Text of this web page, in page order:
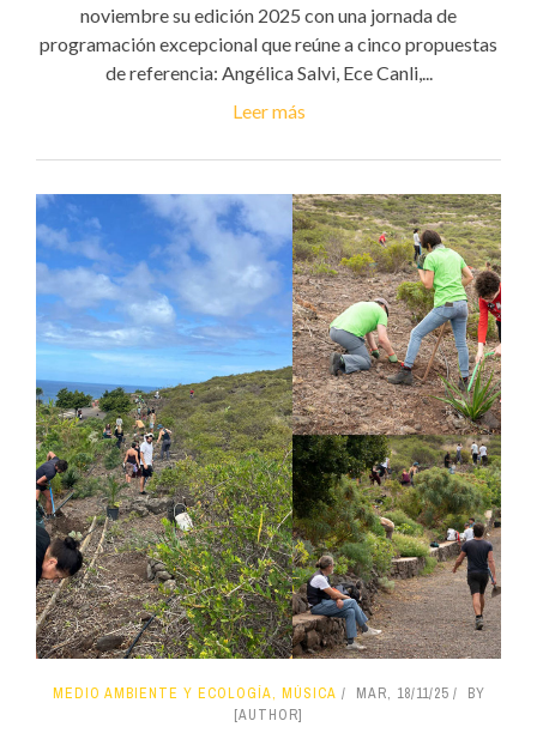
noviembre su edición 2025 con una jornada de
programación excepcional que reúne a cinco propuestas
de referencia: Angélica Salvi, Ece Canli,...
Leer más
MEDIO AMBIENTE Y ECOLOGÍA, MÚSICA MAR, 18/11/25
BY
[AUTHOR]